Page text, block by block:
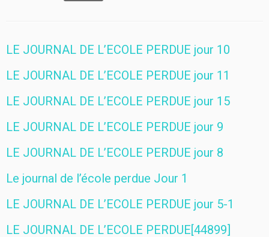
LE JOURNAL DE L’ECOLE PERDUE jour 10
LE JOURNAL DE L’ECOLE PERDUE jour 11
LE JOURNAL DE L’ECOLE PERDUE jour 15
LE JOURNAL DE L’ECOLE PERDUE jour 9
LE JOURNAL DE L’ECOLE PERDUE jour 8
Le journal de l’école perdue Jour 1
LE JOURNAL DE L’ECOLE PERDUE jour 5-1
LE JOURNAL DE L’ECOLE PERDUE[44899]